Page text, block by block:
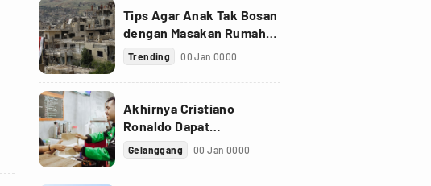
Tips Agar Anak Tak Bosan
dengan Masakan Rumah
saat Pandemi
Trending 00 Jan 0000
Akhirnya Cristiano
Ronaldo Dapat
Penghargaan Golden Foot
Gelanggang 00 Jan 0000